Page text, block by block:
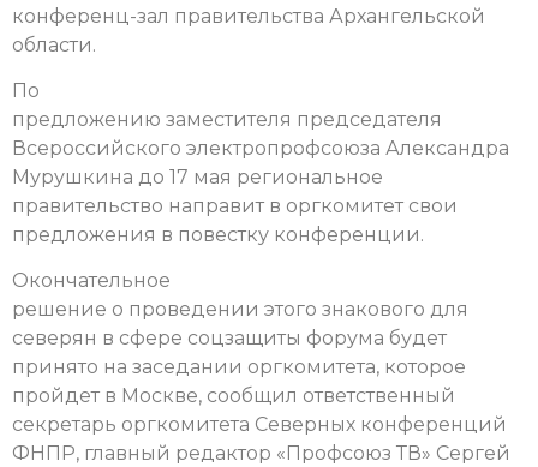
конференц-зал правительства Архангельской
области.
По
предложению заместителя председателя
Всероссийского электропрофсоюза Александра
Мурушкина до 17 мая региональное
правительство направит в оргкомитет свои
предложения в повестку конференции.
Окончательное
решение о проведении этого знакового для
северян в сфере соцзащиты форума будет
принято на заседании оргкомитета, которое
пройдет в Москве, сообщил ответственный
секретарь оргкомитета Северных конференций
ФНПР, главный редактор «Профсоюз ТВ» Сергей